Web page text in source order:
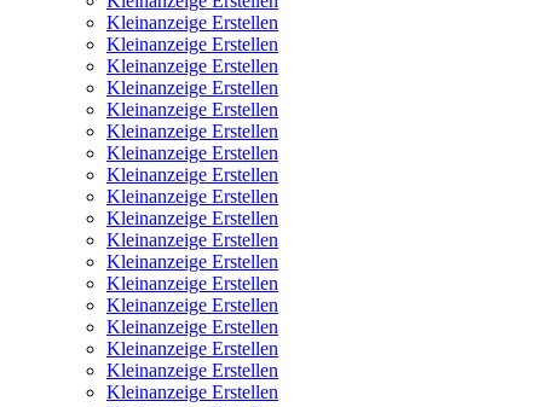
Kleinanzeige Erstellen
Kleinanzeige Erstellen
Kleinanzeige Erstellen
Kleinanzeige Erstellen
Kleinanzeige Erstellen
Kleinanzeige Erstellen
Kleinanzeige Erstellen
Kleinanzeige Erstellen
Kleinanzeige Erstellen
Kleinanzeige Erstellen
Kleinanzeige Erstellen
Kleinanzeige Erstellen
Kleinanzeige Erstellen
Kleinanzeige Erstellen
Kleinanzeige Erstellen
Kleinanzeige Erstellen
Kleinanzeige Erstellen
Kleinanzeige Erstellen